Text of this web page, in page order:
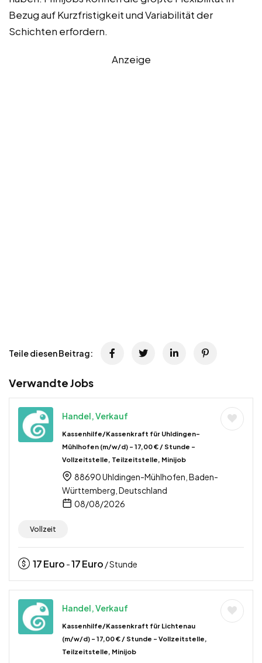
Bezug auf Kurzfristigkeit und Variabilität der
Schichten erfordern.
Anzeige
Teile diesen Beitrag:
Verwandte Jobs
Handel, Verkauf
Kassenhilfe/Kassenkraft für Uhldingen-
Mühlhofen (m/w/d) – 17,00 € / Stunde –
Vollzeitstelle, Teilzeitstelle, Minijob
88690 Uhldingen-Mühlhofen, Baden-
Württemberg, Deutschland
08/08/2026
Vollzeit
17Euro -17Euro / Stunde
Handel, Verkauf
Kassenhilfe/Kassenkraft für Lichtenau
(m/w/d) – 17,00 € / Stunde – Vollzeitstelle,
Teilzeitstelle, Minijob